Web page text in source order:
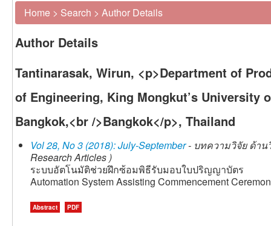
Home > Search > Author Details
Author Details
Tantinarasak, Wirun, <p>Department of
of Engineering, King Mongkut’s University
Bangkok,<br />Bangkok</p>, Thailand
Vol 28, No 3 (2018): July-September- บทความวิจัย ด้าน
Research Articles )
ระบบอัตโนมัติช่วยฝึกซ้อมพิธีรับมอบใบปริญญาบัตร
Automation System Assisting Commencement
Abstract PDF